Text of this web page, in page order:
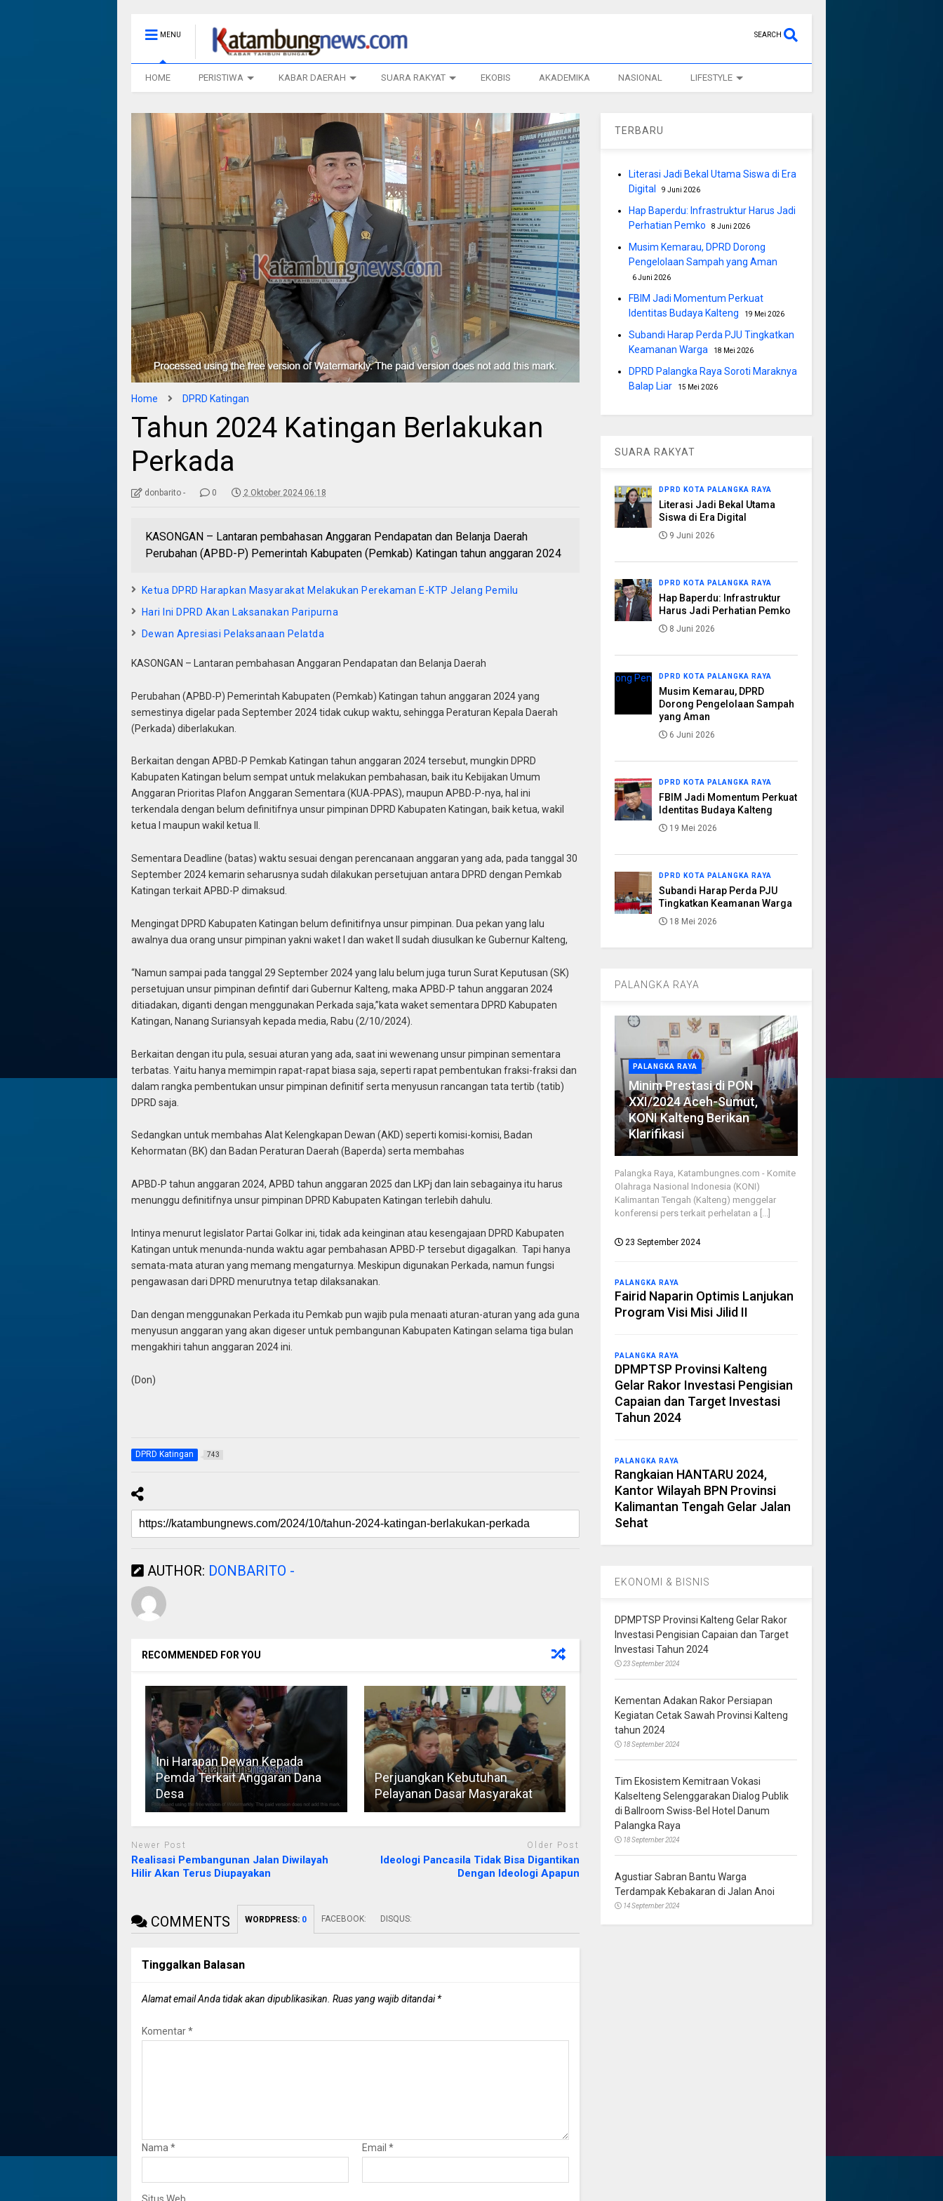
MENU SEARCH
HOME PERISTIWA KABAR DAERAH SUARA RAKYAT EKOBIS AKADEMIKA NASIONAL LIFESTYLE
Home DPRD Katingan
Tahun 2024 Katingan Berlakukan
Perkada
donbarito - 0 2 Oktober 2024 06:18
KASONGAN – Lantaran pembahasan Anggaran Pendapatan dan Belanja Daerah
Perubahan (APBD-P) Pemerintah Kabupaten (Pemkab) Katingan tahun anggaran 2024
Ketua DPRD Harapkan Masyarakat Melakukan Perekaman E-KTP Jelang Pemilu
Hari Ini DPRD Akan Laksanakan Paripurna
Dewan Apresiasi Pelaksanaan Pelatda
KASONGAN – Lantaran pembahasan Anggaran Pendapatan dan Belanja Daerah
Perubahan (APBD-P) Pemerintah Kabupaten (Pemkab) Katingan tahun anggaran 2024 yang
semestinya digelar pada September 2024 tidak cukup waktu, sehingga Peraturan Kepala Daerah
(Perkada) diberlakukan.
Berkaitan dengan APBD-P Pemkab Katingan tahun anggaran 2024 tersebut, mungkin DPRD
Kabupaten Katingan belum sempat untuk melakukan pembahasan, baik itu Kebijakan Umum
Anggaran Prioritas Plafon Anggaran Sementara (KUA-PPAS), maupun APBD-P-nya, hal ini
terkendala dengan belum definitifnya unsur pimpinan DPRD Kabupaten Katingan, baik ketua, wakil
ketua I maupun wakil ketua II.
Sementara Deadline (batas) waktu sesuai dengan perencanaan anggaran yang ada, pada tanggal 30
September 2024 kemarin seharusnya sudah dilakukan persetujuan antara DPRD dengan Pemkab
Katingan terkait APBD-P dimaksud.
Mengingat DPRD Kabupaten Katingan belum definitifnya unsur pimpinan. Dua pekan yang lalu
awalnya dua orang unsur pimpinan yakni waket I dan waket II sudah diusulkan ke Gubernur Kalteng,
“Namun sampai pada tanggal 29 September 2024 yang lalu belum juga turun Surat Keputusan (SK)
persetujuan unsur pimpinan defintif dari Gubernur Kalteng, maka APBD-P tahun anggaran 2024
ditiadakan, diganti dengan menggunakan Perkada saja,”kata waket sementara DPRD Kabupaten
Katingan, Nanang Suriansyah kepada media, Rabu (2/10/2024).
Berkaitan dengan itu pula, sesuai aturan yang ada, saat ini wewenang unsur pimpinan sementara
terbatas. Yaitu hanya memimpin rapat-rapat biasa saja, seperti rapat pembentukan fraksi-fraksi dan
dalam rangka pembentukan unsur pimpinan definitif serta menyusun rancangan tata tertib (tatib)
DPRD saja.
Sedangkan untuk membahas Alat Kelengkapan Dewan (AKD) seperti komisi-komisi, Badan
Kehormatan (BK) dan Badan Peraturan Daerah (Baperda) serta membahas
APBD-P tahun anggaran 2024, APBD tahun anggaran 2025 dan LKPj dan lain sebagainya itu harus
menunggu definitifnya unsur pimpinan DPRD Kabupaten Katingan terlebih dahulu.
Intinya menurut legislator Partai Golkar ini, tidak ada keinginan atau kesengajaan DPRD Kabupaten
Katingan untuk menunda-nunda waktu agar pembahasan APBD-P tersebut digagalkan. Tapi hanya
semata-mata aturan yang memang mengaturnya. Meskipun digunakan Perkada, namun fungsi
pengawasan dari DPRD menurutnya tetap dilaksanakan.
Dan dengan menggunakan Perkada itu Pemkab pun wajib pula menaati aturan-aturan yang ada guna
menyusun anggaran yang akan digeser untuk pembangunan Kabupaten Katingan selama tiga bulan
mengakhiri tahun anggaran 2024 ini.
(Don)
DPRD Katingan 743
AUTHOR: DONBARITO -
RECOMMENDED FOR YOU
Ini Harapan Dewan Kepada
Pemda Terkait Anggaran Dana
Desa
Perjuangkan Kebutuhan
Pelayanan Dasar Masyarakat
Newer Post
Realisasi Pembangunan Jalan Diwilayah
Hilir Akan Terus Diupayakan
Older Post
Ideologi Pancasila Tidak Bisa Digantikan
Dengan Ideologi Apapun
COMMENTS WORDPRESS: 0 FACEBOOK: DISQUS:
Tinggalkan Balasan
Alamat email Anda tidak akan dipublikasikan. Ruas yang wajib ditandai*
Komentar*
Nama * Email *
TERBARU
Literasi Jadi Bekal Utama Siswa di Era
Digital
9 Juni 2026
Hap Baperdu: Infrastruktur Harus Jadi
Perhatian Pemko
8 Juni 2026
Musim Kemarau, DPRD Dorong
Pengelolaan Sampah yang Aman
6 Juni 2026
FBIM Jadi Momentum Perkuat
Identitas Budaya Kalteng
19 Mei 2026
Subandi Harap Perda PJU Tingkatkan
Keamanan Warga
18 Mei 2026
DPRD Palangka Raya Soroti Maraknya
Balap Liar
15 Mei 2026
SUARA RAKYAT
DPRD KOTA PALANGKA RAYA
Literasi Jadi Bekal Utama
Siswa di Era Digital
9 Juni 2026
DPRD KOTA PALANGKA RAYA
Hap Baperdu: Infrastruktur
Harus Jadi Perhatian Pemko
8 Juni 2026
DPRD KOTA PALANGKA RAYA
Musim Kemarau, DPRD
Dorong Pengelolaan Sampah
yang Aman
6 Juni 2026
DPRD KOTA PALANGKA RAYA
FBIM Jadi Momentum Perkuat
Identitas Budaya Kalteng
19 Mei 2026
DPRD KOTA PALANGKA RAYA
Subandi Harap Perda PJU
Tingkatkan Keamanan Warga
18 Mei 2026
PALANGKA RAYA
PALANGKA RAYA
Minim Prestasi di PON
XXI/2024 Aceh-Sumut,
KONI Kalteng Berikan
Klarifikasi
Palangka Raya, Katambungnes.com - Komite
Olahraga Nasional Indonesia (KONI)
Kalimantan Tengah (Kalteng) menggelar
konferensi pers terkait perhelatan a [...]
23 September 2024
PALANGKA RAYA
Fairid Naparin Optimis Lanjukan
Program Visi Misi Jilid II
PALANGKA RAYA
DPMPTSP Provinsi Kalteng
Gelar Rakor Investasi Pengisian
Capaian dan Target Investasi
Tahun 2024
PALANGKA RAYA
Rangkaian HANTARU 2024,
Kantor Wilayah BPN Provinsi
Kalimantan Tengah Gelar Jalan
Sehat
EKONOMI & BISNIS
DPMPTSP Provinsi Kalteng Gelar Rakor
Investasi Pengisian Capaian dan Target
Investasi Tahun 2024
23 September 2024
Kementan Adakan Rakor Persiapan
Kegiatan Cetak Sawah Provinsi Kalteng
tahun 2024
18 September 2024
Tim Ekosistem Kemitraan Vokasi
Kalselteng Selenggarakan Dialog Publik
di Ballroom Swiss-Bel Hotel Danum
Palangka Raya
18 September 2024
Agustiar Sabran Bantu Warga
Terdampak Kebakaran di Jalan Anoi
14 September 2024